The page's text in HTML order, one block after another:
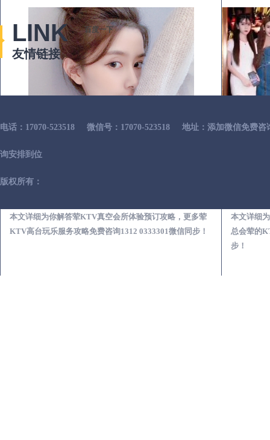
本文详细为你解答荤KTV真空会所体验预订攻略，更多荤
KTV高台玩乐服务攻略免费咨询1312 0333301微信同步！
本文详细
总会荤的
步！
LINK
友情链接
百度一下
电话：17070-523518 微信号：17070-523518 地址：添加微信免费
询安排到位
版权所有：